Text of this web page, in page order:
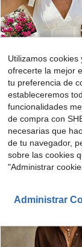
#VestidosDeVerano
-11% Modelyn Vestido mini de línea A con cuello en V blanco, diseño de
$19.59 100+
Utilizamos
ofrecerte la mejor
tu preferencia de
estableceremos
funcionalidades
de compra con
necesarias que
de tu navegador,
sobre las cookies
"Administrar
Administrar